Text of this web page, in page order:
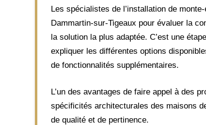
Les spécialistes de l’installation de
Dammartin-sur-Tigeaux pour évaluer la
la solution la plus adaptée. C’est une
expliquer les différentes options
de fonctionnalités supplémentaires.
L’un des avantages de faire appel à des
spécificités architecturales des maisons
de qualité et de pertinence.